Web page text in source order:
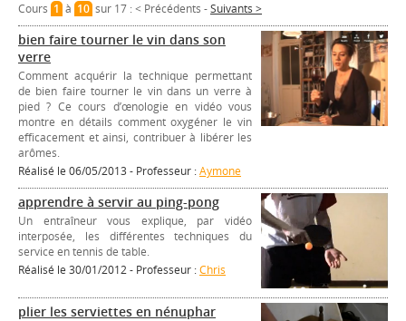
Cours 1à 10sur 17 :< Précédents -Suivants >
bien faire tourner le vin dans son
verre
Comment acquérir la technique permettant
de bien faire tourner le vin dans un verre à
pied ? Ce cours d’œnologie en vidéo vous
montre en détails comment oxygéner le vin
efficacement et ainsi, contribuer à libérer les
arômes.
Réalisé le 06/05/2013 - Professeur :Aymone
apprendre à servir au ping-pong
Un entraîneur vous explique, par vidéo
interposée, les différentes techniques du
service en tennis de table.
Réalisé le 30/01/2012 - Professeur :Chris
plier les serviettes en nénuphar